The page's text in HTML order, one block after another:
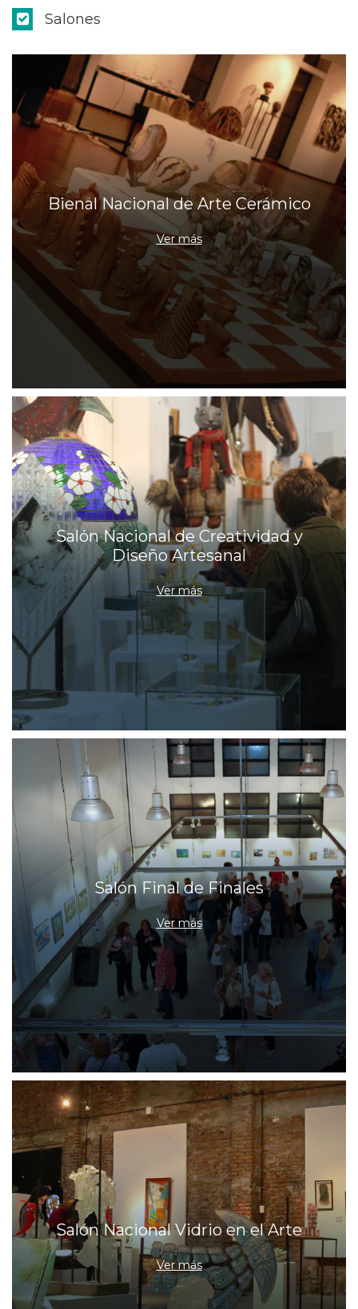
Salones
Bienal Nacional de Arte Cerámico
Ver más
Salón Nacional de Creatividad y
Diseño Artesanal
Ver más
Salón Final de Finales
Ver más
Salón Nacional Vidrio en el Arte
Ver más